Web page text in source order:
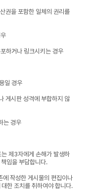
권을 포함한 일체의 권리를
하거나 링크시키는 경우
일 경우
게시판 성격에 부합하지 않
는 경우
제3자에게 손해가 발생하
임을 부담합니다.
작성한 게시물의 편집이나
한 조치를 취하여야 합니다.